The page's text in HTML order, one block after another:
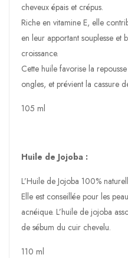
cheveux épais et crépus.
Riche en vitamine E, elle
en leur apportant souplesse et
croissance.
Cette huile favorise la
ongles, et prévient la cassure
105 ml
Huile de Jojoba :
L’Huile de Jojoba 100%
Elle est conseillée pour les
acnéique. L’huile de jojoba
de sébum du cuir chevelu.
110 ml